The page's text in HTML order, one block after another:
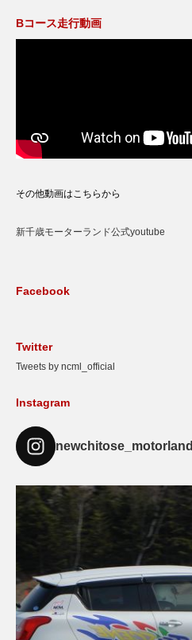
Bコース走行動画
その他動画はこちらから
新千歳モーターランド公式youtube
Facebook
Twitter
Tweets by ncml_official
Instagram
newchitose_motorland